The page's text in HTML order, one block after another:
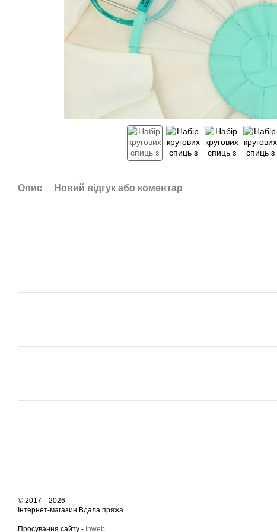
Опис Новий відгук або коментар
© 2017—2026
Інтернет-магазин Вдала пряжа
Просування сайту - Inweb